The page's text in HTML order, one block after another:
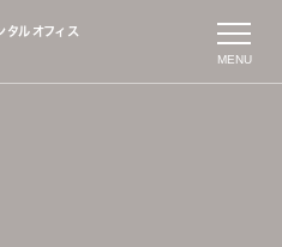
MENU
タルオフィス